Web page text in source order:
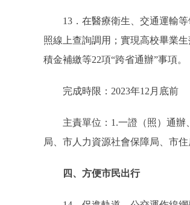
13．在醫療衛生、交通運輸等
照線上查詢調用；實現高校畢業
積金補繳等22項“跨省通辦”事項。
完成時限：2023年12月底前
主責單位：1.一證（照）通辦
局、市人力資源社會保障局、市
四、方便市民出行